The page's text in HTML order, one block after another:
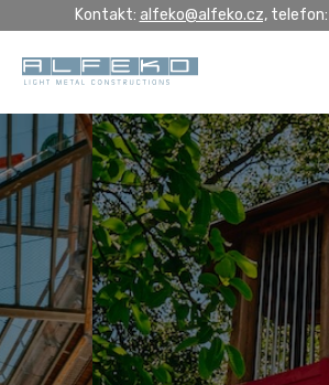
Kontakt: alfeko@alfeko.cz,telefon: